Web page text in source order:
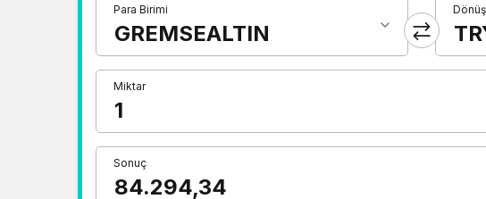
Para Birimi
Miktar
Sonuç